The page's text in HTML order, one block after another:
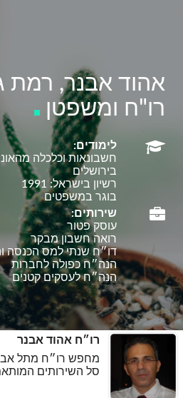
אהוד אבנר, רמת
רו"ח ומשפטן
לימודים:
חשבונאות וכלכלה
בירושלים
רשיון בישראל: 1991
בוגר במשפטים
שירותים:
עוסק פטור
רואה חשבון מבקר
דו״ח שנתי למס הכנסה
הנה״ח כפולה לחברות
הנה״ח לעסקים קטנים
רו״ח אהוד אבנר
מחפש רו״ח מתל
סל השירותים